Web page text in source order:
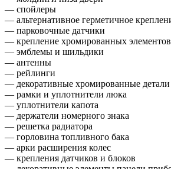
— спойлеры
— альтернативное герметичное
— парковочные датчики
— крепление хромированных элементов
— эмблемы и шильдики
— антенны
— рейлинги
— декоративные хромированные детали
— рамки и уплотнители люка
— уплотнители капота
— держатели номерного знака
— решетка радиатора
— горловина топливного бака
— арки расширения колес
— крепления датчиков и блоков